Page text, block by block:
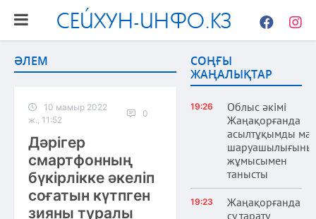
СЕЙХУН-ИНФО.КЗ
Facebook
ӘЛЕМ
10 мамыр 2022
ж., 11:52
0
Дәрігер
смартфонның
бүкірлікке әкеліп
соғатын күтпген
зияны туралы
СОҢҒЫ
ЖАҢАЛЫҚТАР
19:26
Облыс әкімі
Жаңақорғанда
асылтұқымды мал
жұмысымен
танысты
19:23
Жаңақорғанда
су тарату